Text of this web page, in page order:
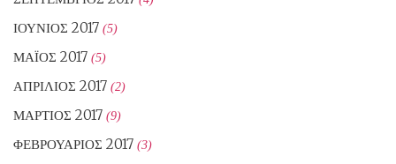
ΙΟΎΝΙΟΣ 2017 (5)
ΜΆΙΟΣ 2017 (5)
ΑΠΡΊΛΙΟΣ 2017 (2)
ΜΆΡΤΙΟΣ 2017 (9)
ΦΕΒΡΟΥΆΡΙΟΣ 2017 (3)